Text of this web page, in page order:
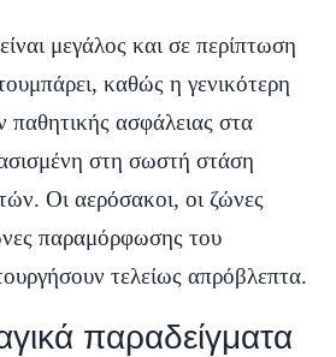
μεγάλος και σε περίπτωση
καθώς η γενικότερη
παθητικής ασφάλειας στα
στη σωστή στάση
Οι αερόσακοι, οι ζώνες
παραμόρφωσης του
τελείως απρόβλεπτα.
παραδείγματα